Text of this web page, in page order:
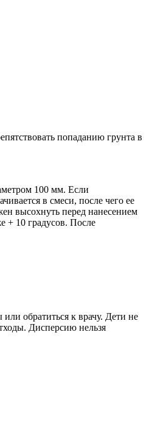
попаданию грунта в
100 мм. Если
в смеси, после чего ее
высохнуть перед нанесением
+ 10 градусов. После
обратиться к врачу. Дети не
Дисперсию нельзя